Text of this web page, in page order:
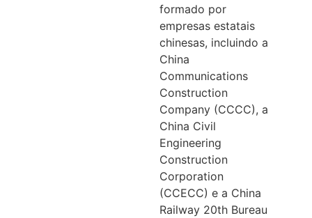
formado por
empresas estatais
chinesas, incluindo a
China
Communications
Construction
Company (CCCC), a
China Civil
Engineering
Construction
Corporation
(CCECC) e a China
Railway 20th Bureau